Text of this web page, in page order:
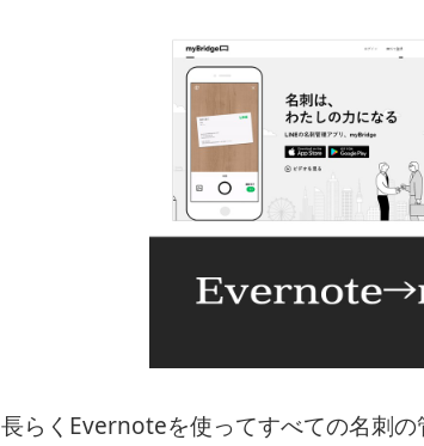
長らくEvernoteを使ってすべての名刺